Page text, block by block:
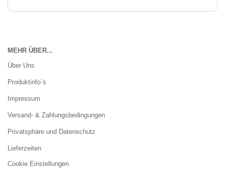
MEHR ÜBER...
Über Uns
Produktinfo`s
Impressum
Versand- & Zahlungsbedingungen
Privatsphäre und Datenschutz
Lieferzeiten
Cookie Einstellungen